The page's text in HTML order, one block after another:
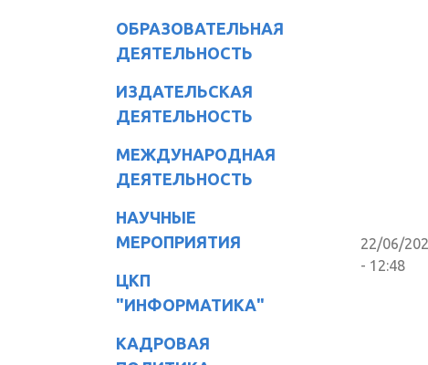
ОБРАЗОВАТЕЛЬНАЯ
ДЕЯТЕЛЬНОСТЬ
ИЗДАТЕЛЬСКАЯ
ДЕЯТЕЛЬНОСТЬ
МЕЖДУНАРОДНАЯ
ДЕЯТЕЛЬНОСТЬ
НАУЧНЫЕ
МЕРОПРИЯТИЯ
ЦКП
"ИНФОРМАТИКА"
КАДРОВАЯ
22/06/
- 12:48